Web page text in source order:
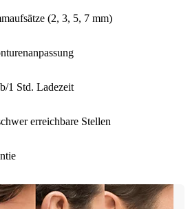
(2, 3, 5, 7 mm)
1 Std. Ladezeit
erreichbare Stellen